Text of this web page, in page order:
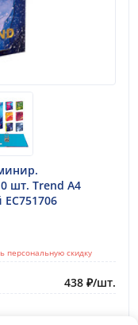
шт. Trend A4
персональную скидку
438 ₽/шт.